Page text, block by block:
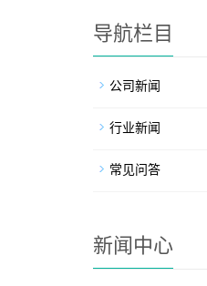
导航栏目
公司新闻
行业新闻
常见问答
新闻中心